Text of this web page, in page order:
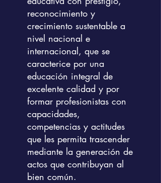
reconocimiento y
crecimiento sustentable a
nivel nacional e
internacional, que se
caracterice por una
educación integral de
excelente calidad y por
formar profesionistas con
capacidades,
competencias y actitudes
que les permita trascender
mediante la generación de
actos que contribuyan al
bien común.